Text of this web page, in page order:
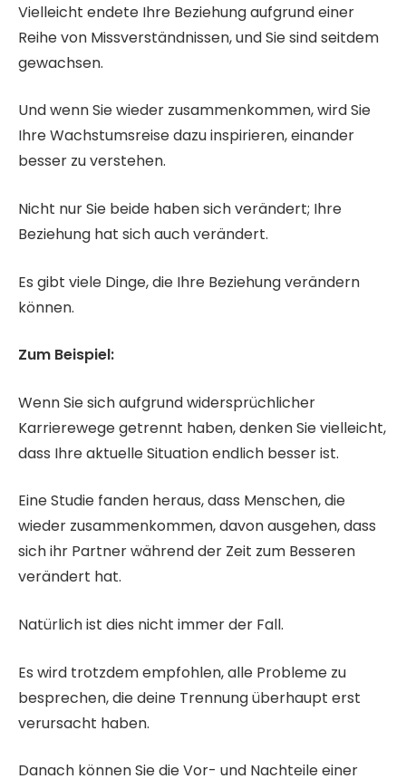
Vielleicht endete Ihre Beziehung aufgrund einer
Reihe von Missverständnissen, und Sie sind seitdem
gewachsen.
Und wenn Sie wieder zusammenkommen, wird Sie
Ihre Wachstumsreise dazu inspirieren, einander
besser zu verstehen.
Nicht nur Sie beide haben sich verändert; Ihre
Beziehung hat sich auch verändert.
Es gibt viele Dinge, die Ihre Beziehung verändern
können.
Zum Beispiel:
Wenn Sie sich aufgrund widersprüchlicher
Karrierewege getrennt haben, denken Sie vielleicht,
dass Ihre aktuelle Situation endlich besser ist.
Eine Studie fanden heraus, dass Menschen, die
wieder zusammenkommen, davon ausgehen, dass
sich ihr Partner während der Zeit zum Besseren
verändert hat.
Natürlich ist dies nicht immer der Fall.
Es wird trotzdem empfohlen, alle Probleme zu
besprechen, die deine Trennung überhaupt erst
verursacht haben.
Danach können Sie die Vor- und Nachteile einer